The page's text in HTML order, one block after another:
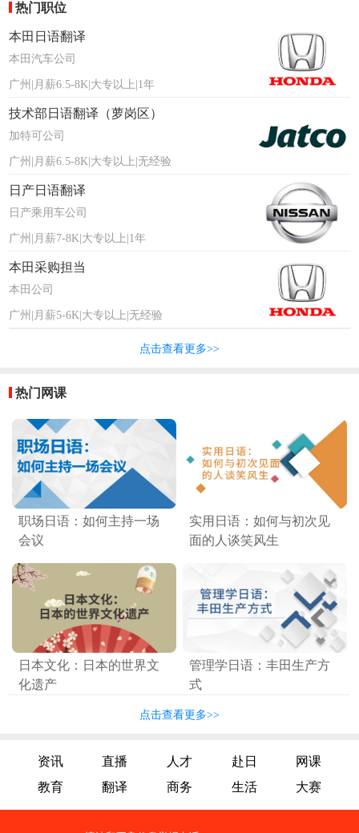
热门职位
本田日语翻译
本田汽车公司
广州|月薪6.5-8K|大专以上|1年
技术部日语翻译（萝岗区）
加特可公司
广州|月薪6.5-8K|大专以上|无经验
日产日语翻译
日产乘用车公司
广州|月薪7-8K|大专以上|1年
本田采购担当
本田公司
广州|月薪5-6K|大专以上|无经验
点击查看更多>>
热门网课
职场日语：如何主持一场
会议
实用日语：如何与初次见
面的人谈笑风生
日本文化：日本的世界文
化遗产
管理学日语：丰田生产方
式
点击查看更多>>
资讯 直播 人才 赴日
网课
教育
翻译 商务 生活 大赛